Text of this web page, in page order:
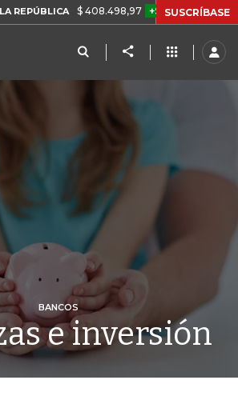
$ 408.498,97 +$ 8.753,81 +2,19%
SUSCRÍBASE
BANCOS
e inversión